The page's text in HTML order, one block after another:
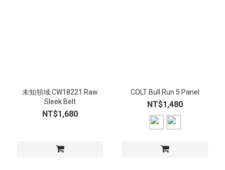
未知領域 CW18221 Raw
Sleek Belt
NT$1,680
COLT Bull Run 5 Panel
NT$1,480